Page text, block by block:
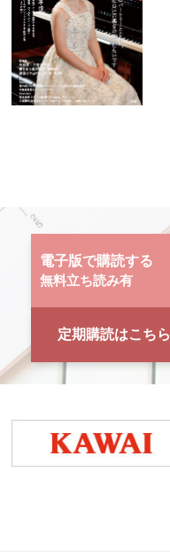
電子版で購読する
無料立ち読み有
定期購読はこちら